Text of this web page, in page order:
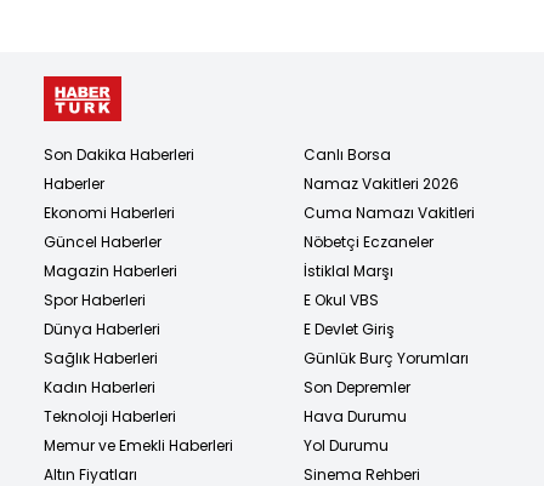
Son Dakika Haberleri
Haberler
Ekonomi Haberleri
Güncel Haberler
Magazin Haberleri
Spor Haberleri
Dünya Haberleri
Sağlık Haberleri
Kadın Haberleri
Teknoloji Haberleri
Memur ve Emekli Haberleri
Altın Fiyatları
Canlı Borsa
Namaz Vakitleri 2026
Cuma Namazı Vakitleri
Nöbetçi Eczaneler
İstiklal Marşı
E Okul VBS
E Devlet Giriş
Günlük Burç Yorumları
Son Depremler
Hava Durumu
Yol Durumu
Sinema Rehberi